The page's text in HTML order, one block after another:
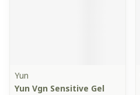
Yun
Yun Vgn Sensitive Gel